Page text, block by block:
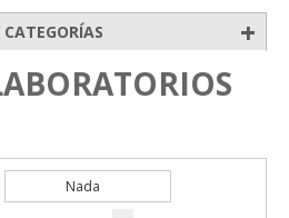
+
Nada